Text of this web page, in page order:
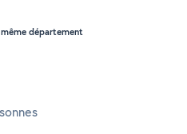
département